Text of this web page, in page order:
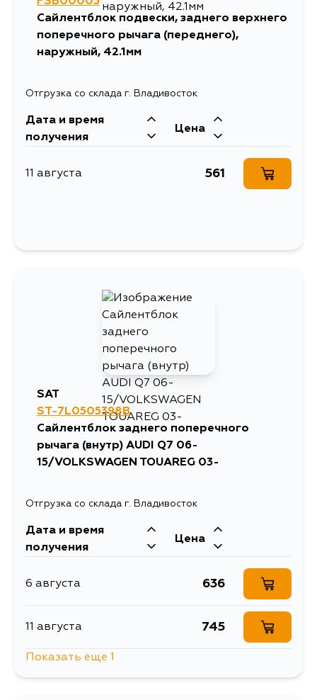
Сайлентблок подвески, заднего верхнего
поперечного рычага (переднего),
наружный, 42.1мм
Отгрузка со склада г. Владивосток
Дата и время
получения
Цена
11 августа 561
SAT
ST-7L0505398B
Сайлентблок заднего поперечного
рычага (внутр) AUDI Q7 06-
15/VOLKSWAGEN TOUAREG 03-
Отгрузка со склада г. Владивосток
Дата и время
получения
Цена
6 августа 636
11 августа 745
Показать еще 1